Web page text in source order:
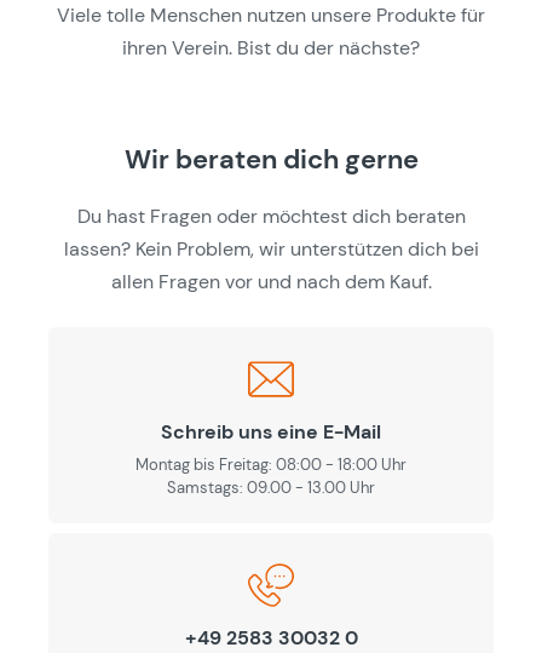
Viele tolle Menschen nutzen unsere Produkte für
ihren Verein. Bist du der nächste?
Wir beraten dich gerne
Du hast Fragen oder möchtest dich beraten
lassen? Kein Problem, wir unterstützen dich bei
allen Fragen vor und nach dem Kauf.
Schreib uns eine E-Mail
Montag bis Freitag: 08:00 - 18:00 Uhr
Samstags: 09.00 - 13.00 Uhr
+49 2583 30032 0